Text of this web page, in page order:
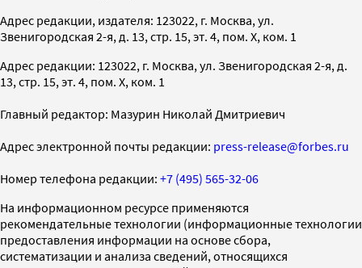
Адрес редакции, издателя: 123022, г. Москва, ул.
Звенигородская 2-я, д. 13, стр. 15, эт. 4, пом. X, ком. 1
Адрес редакции: 123022, г. Москва, ул. Звенигородская 2-я, д.
13, стр. 15, эт. 4, пом. X, ком. 1
Главный редактор: Мазурин Николай Дмитриевич
Адрес электронной почты редакции: press-release@forbes.ru
Номер телефона редакции: +7 (495) 565-32-06
На информационном ресурсе применяются
рекомендательные технологии (информационные технологии
предоставления информации на основе сбора,
систематизации и анализа сведений, относящихся